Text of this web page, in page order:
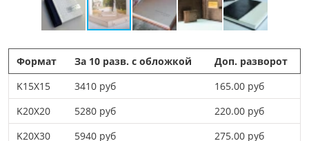
Формат За 10 разв. с обложкой
Доп. разворот
K15X15
3410 руб
165.00 руб
K20X20
5280 руб
220.00 руб
K20X30
5940 руб
275.00 руб